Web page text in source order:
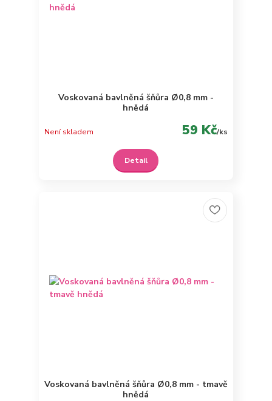
Voskovaná bavlněná šňůra Ø0,8 mm -
hnědá
59 Kč/ks
Není skladem
Detail
Voskovaná bavlněná šňůra Ø0,8 mm - tmavě
hnědá